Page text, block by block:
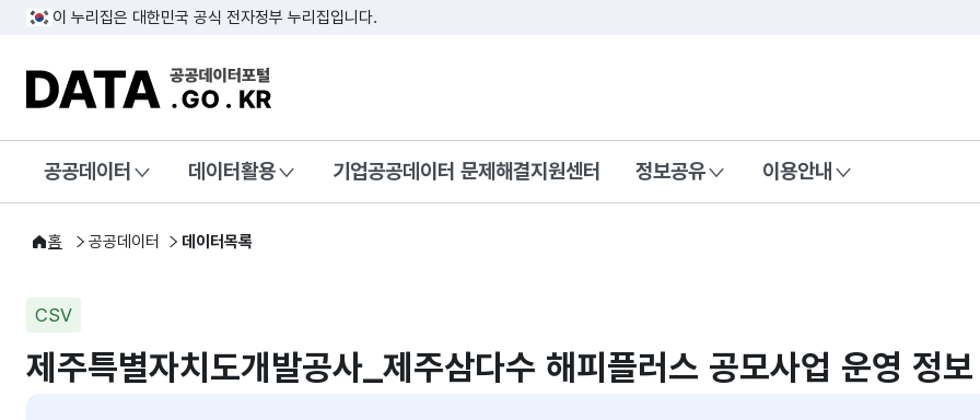
이 누리집은 대한민국 공식 전자정부 누리집입니다.
DATA.GO.KR 공공데이터포털
공공데이터 데이터활용 기업공공데이터 문제해결지원센터 정보공유 이용안내
홈 공공데이터 데이터목록
CSV
제주특별자치도개발공사_제주삼다수 해피플러스 공모사업 운영 정보